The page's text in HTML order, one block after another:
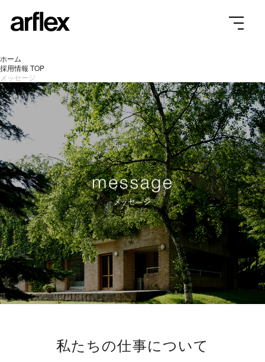
ホーム
採用情報 TOP
メッセージ
私たちの仕事について